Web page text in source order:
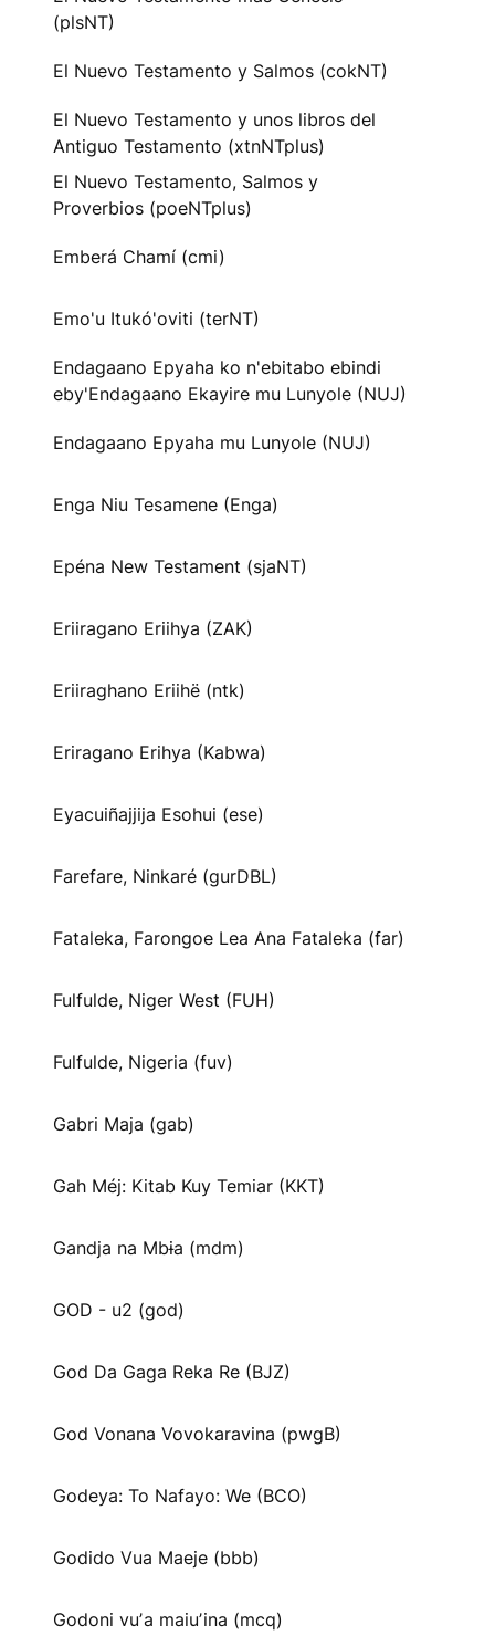
(plsNT)
El Nuevo Testamento y Salmos (cokNT)
El Nuevo Testamento y unos libros del
Antiguo Testamento (xtnNTplus)
El Nuevo Testamento, Salmos y
Proverbios (poeNTplus)
Emberá Chamí (cmi)
Emo'u Itukó'oviti (terNT)
Endagaano Epyaha ko n'ebitabo ebindi
eby'Endagaano Ekayire mu Lunyole (NUJ)
Endagaano Epyaha mu Lunyole (NUJ)
Enga Niu Tesamene (Enga)
Epéna New Testament (sjaNT)
Eriiragano Eriihya (ZAK)
Eriiraghano Eriihë (ntk)
Eriragano Erihya (Kabwa)
Eyacuiñajjija Esohui (ese)
Farefare, Ninkaré (gurDBL)
Fataleka, Farongoe Lea Ana Fataleka (far)
Fulfulde, Niger West (FUH)
Fulfulde, Nigeria (fuv)
Gabri Maja (gab)
Gah Méj: Kitab Kuy Temiar (KKT)
Gandja na Mbɨa (mdm)
GOD - u2 (god)
God Da Gaga Reka Re (BJZ)
God Vonana Vovokaravina (pwgB)
Godeya: To Nafayo: We (BCO)
Godido Vua Maeje (bbb)
Godoni vuʼa maiuʼina (mcq)